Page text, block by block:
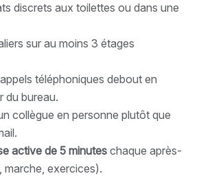
discrets aux toilettes ou dans une
sur au moins 3 étages
téléphoniques debout en
du bureau.
collègue en personne plutôt que
active de 5 minutes chaque après-
marche, exercices).